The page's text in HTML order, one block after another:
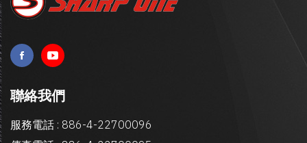
聯絡我們
服務電話 : 886-4-22700096